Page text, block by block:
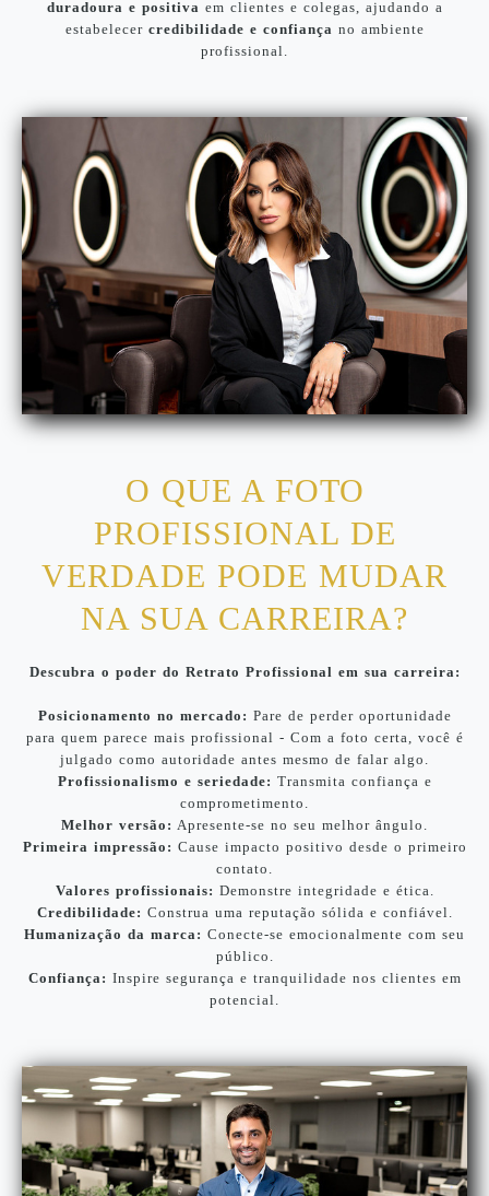
duradoura e positiva em clientes e colegas, ajudando a
estabelecer credibilidade e confiança no ambiente
profissional.
O QUE A FOTO
PROFISSIONAL DE
VERDADE PODE MUDAR
NA SUA CARREIRA?
Descubra o poder do Retrato Profissional em sua carreira:
Posicionamento no mercado: Pare de perder oportunidade
para quem parece mais profissional - Com a foto certa, você é
julgado como autoridade antes mesmo de falar algo.
Profissionalismo e seriedade: Transmita confiança e
comprometimento.
Melhor versão: Apresente-se no seu melhor ângulo.
Primeira impressão: Cause impacto positivo desde o primeiro
contato.
Valores profissionais: Demonstre integridade e ética.
Credibilidade: Construa uma reputação sólida e confiável.
Humanização da marca: Conecte-se emocionalmente com seu
público.
Confiança: Inspire segurança e tranquilidade nos clientes em
potencial.